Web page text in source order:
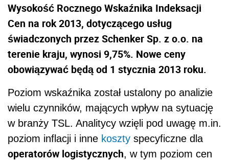
Wysokość Rocznego Wskaźnika Indeksacji
Cen na rok 2013, dotyczącego usług
świadczonych przez Schenker Sp. z o.o. na
terenie kraju, wynosi 9,75%. Nowe ceny
obowiązywać będą od 1 stycznia 2013 roku.
Poziom wskaźnika został ustalony po analizie
wielu czynników, mających wpływ na sytuację
w branży TSL. Analitycy wzięli pod uwagę m.in.
poziom inflacji i inne koszty specyficzne dla
operatorów logistycznych, w tym poziom cen